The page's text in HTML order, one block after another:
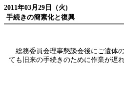
2011年03月29日（火)
手続きの簡素化と復興
総務委員会理事懇談会後にご遺体
ても旧来の手続きのために作業が遅